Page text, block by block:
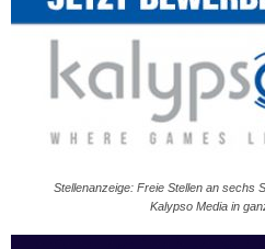
Stellenanzeige: Freie Stellen an sechs
Kalypso Media in